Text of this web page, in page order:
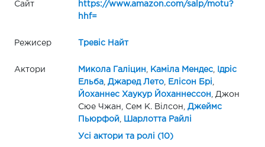
Сайт
https://www.amazon.com/salp/motu?
hhf=
Режисер Тревіс Найт
Актори Микола Галіцин Каміла Мендес,
Ідріс
Ельба, Джаред Лето, Елісон Брі
Йоханнес Хаукур Йоханнессон , Джон
Сюе Чжан, Сем К. Вілсон, Джеймс
Пьюрфой
Шарлотта Райлі
Усі актори та ролі (10)